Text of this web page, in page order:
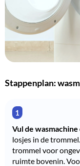
Stappenplan:
Vul de
losjes in de
trommel voor
ruimte bovenin.